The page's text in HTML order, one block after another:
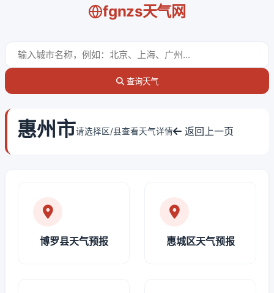
fgnzs天气网
查询天气
惠州市请选择区/县查看天气详情 返回上一页
博罗县天气预报 惠城区天气预报